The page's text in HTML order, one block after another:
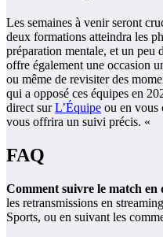
Les semaines à venir seront
deux formations atteindra les
préparation mentale, et un peu
offre également une occasion
ou même de revisiter des
qui a opposé ces équipes en
direct surL’Équipe ou en vous
vous offrira un suivi précis. «
FAQ
Comment suivre le match en
les retransmissions en
Sports, ou en suivant les